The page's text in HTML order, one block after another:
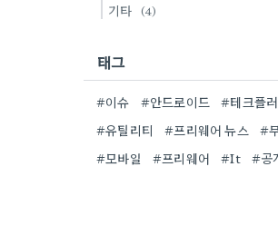
기타 (4)
태그
#이슈 #안드로이드
#테크플
#유틸리티
#프리웨어 뉴스
#
#모바일
#프리웨어 #It #공